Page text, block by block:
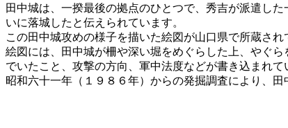
田中城は、一揆最後の拠点のひとつで、秀吉が派遣し
いに落城したと伝えられています。
この田中城攻めの様子を描いた絵図が山口県で所蔵され
絵図には、田中城が柵や深い堀をめぐらした上、やぐ
でいたこと、攻撃の方向、軍中法度などが書き込まれて
昭和六十一年（１９８６年）からの発掘調査により、